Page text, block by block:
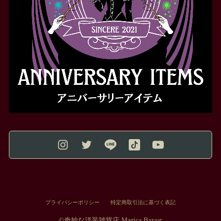
プライバシーポリシー 特定商取引法に基づく表記